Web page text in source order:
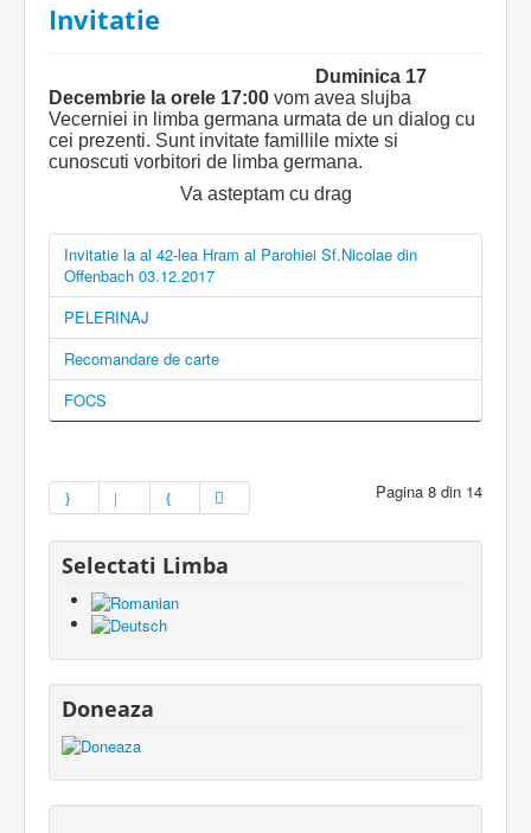
Invitatie
Duminica 17
Decembrie la orele 17:00 vom avea slujba
Vecerniei in limba germana urmata de un dialog cu
cei prezenti. Sunt invitate famillile mixte si
cunoscuti vorbitori de limba germana.
Va asteptam cu drag
Invitatie la al 42-lea Hram al Parohiei Sf.Nicolae din
Offenbach 03.12.2017
PELERINAJ
Recomandare de carte
FOCS
Pagina 8 din 14
Selectati Limba
Doneaza